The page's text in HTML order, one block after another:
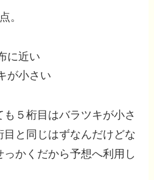
。
に近い
が小さい
５桁目はバラツキが小さ
目と同じはずなんだけどな
っかくだから予想へ利用し